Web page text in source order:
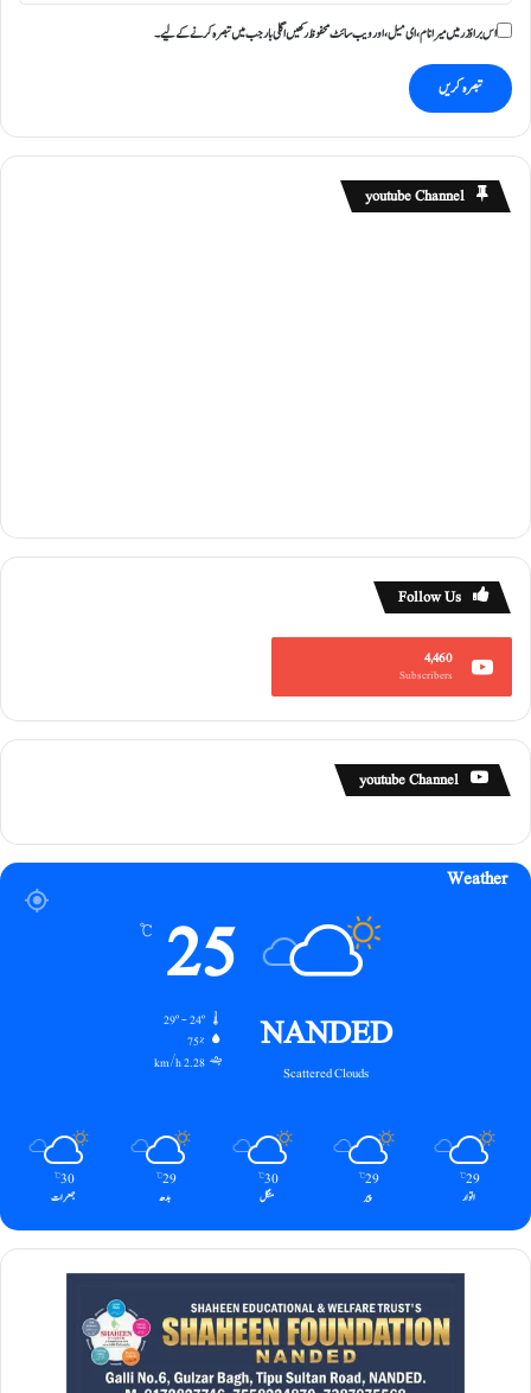
ع
ز
ت
اس براؤزر میں میرا نام، ای میل، اور ویب سائٹ محفوظ رکھیں اگلی بار جب میں تبصرہ کرنے کےلیے۔
youtube Channel
Follow Us
4,460
Subscribers
youtube Channel
Weather
NANDED
Scattered Clouds
25
℃
29º - 24º
75%
2.28 km/h
29
℃
اتوار
29
℃
پیر
30
℃
منگل
29
℃
بدھ
30
℃
جمعرات